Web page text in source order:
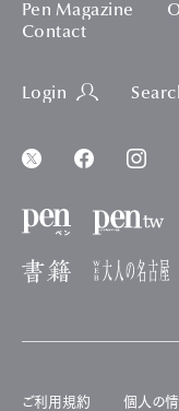
Pen Magazine
Contact
Login
ご利用規約 個人の